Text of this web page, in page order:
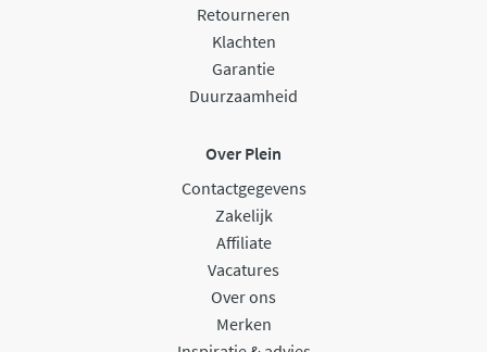
Retourneren
Klachten
Garantie
Duurzaamheid
Over Plein
Contactgegevens
Zakelijk
Affiliate
Vacatures
Over ons
Merken